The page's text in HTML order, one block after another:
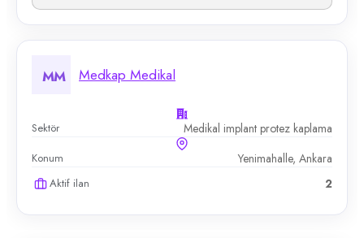
MM Medkap Medikal
Sektör Medikal implant protez kaplama
Konum Yenimahalle, Ankara
Aktif ilan 2